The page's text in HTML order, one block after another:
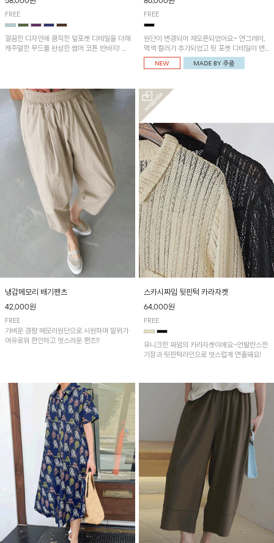
FREE
깔끔한 디자인에 큼직한 앞포켓 디테일을 더해
캐주얼한 무드를 완성한 썸머 코튼 반바지! 허
FREE
원단이 변경되어 재오픈되었어요~ 연그레이,
먹색 컬러가 추가되었고 뒷 포켓 디테일이 변
경되었습니다~가볍고 시원하게 착용되는 배
기통팬츠! 허리밴딩과 여유로운 통으로 편안해
냉감메모리 배기팬츠
42,000원
FREE
가벼운 경량 메모리원단으로 시원하며 밑위가
여유로워 편안하고 멋스러운 팬츠!!
스카시짜임 뒷핀턱 카라자켓
64,000원
FREE
유니크한 짜임의 카라자켓이에요~언발란스한
기장과 뒷핀턱라인으로 멋스럽게 연출돼요!